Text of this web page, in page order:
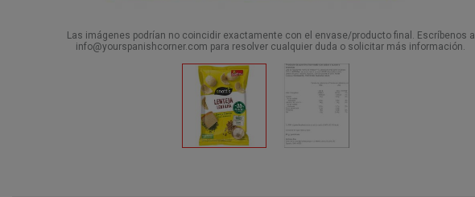
Las imágenes podrían no coincidir exactamente con el envase/producto final. Escríbenos a
info@yourspanishcorner.com para resolver cualquier duda o solicitar más información.